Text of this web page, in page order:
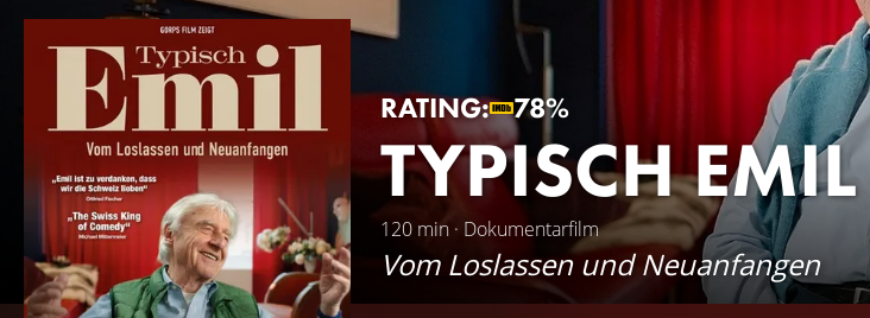
RATING: 78%
TYPISCH EMIL
120 min · Dokumentarfilm
Vom Loslassen und Neuanfangen